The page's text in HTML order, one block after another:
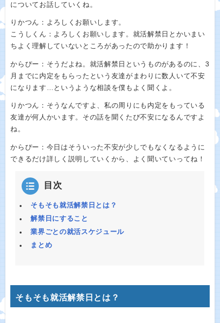
についてお話していくね。
りかつん：よろしくお願いします。
こうしくん：よろしくお願いします。就活解禁日とかいまい
ちよく理解していないところがあったので助かります！
からぴー：そうだよね。就活解禁日というものがあるのに、3
月までに内定をもらったという友達がまわりに数人いて不安
になります…というような相談を僕もよく聞くよ。
りかつん：そうなんですよ、私の周りにも内定をもっている
友達が何人かいます。その話を聞くたび不安になるんですよ
ね。
からぴー：今日はそういった不安が少しでもなくなるように
できるだけ詳しく説明していくから、よく聞いていってね！
目次
そもそも就活解禁日とは？
解禁日にすること
業界ごとの就活スケジュール
まとめ
そもそも就活解禁日とは？